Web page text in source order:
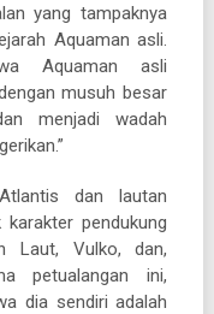
yang tampaknya
Aquaman asli.
Aquaman asli
musuh besar
menjadi wadah
dan lautan
pendukung
Laut, Vulko, dan,
petualangan ini,
dia sendiri adalah